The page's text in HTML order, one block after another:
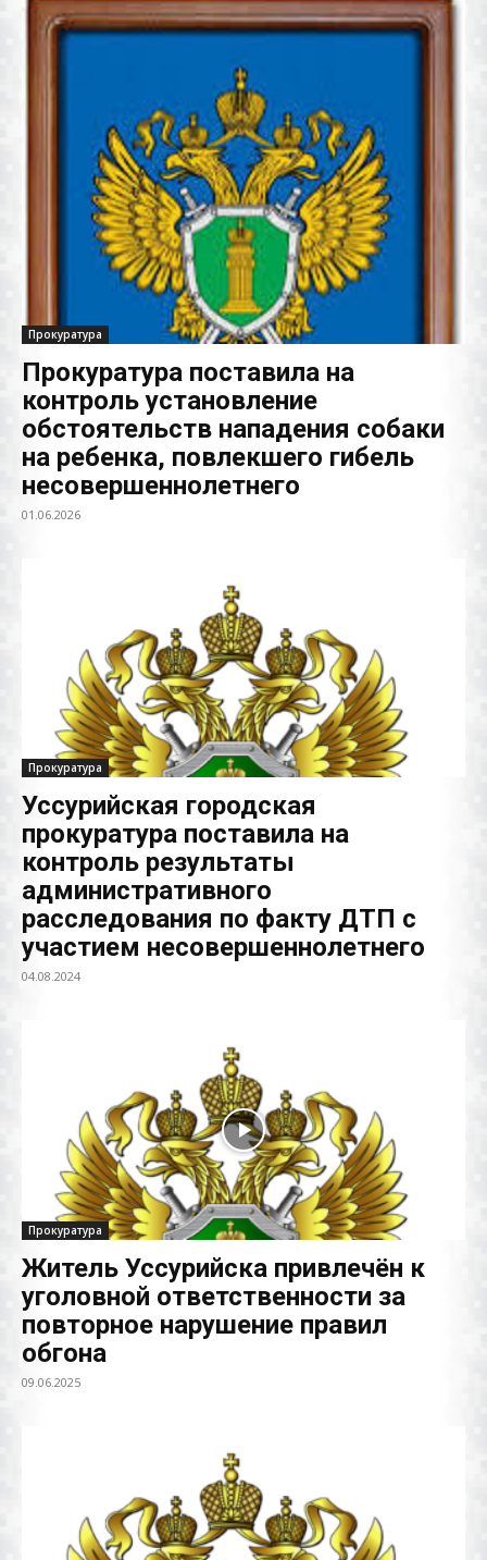
Прокуратура
Прокуратура поставила на
контроль установление
обстоятельств нападения собаки
на ребенка, повлекшего гибель
несовершеннолетнего
01.06.2026
Прокуратура
Уссурийская городская
прокуратура поставила на
контроль результаты
административного
расследования по факту ДТП с
участием несовершеннолетнего
04.08.2024
Прокуратура
Житель Уссурийска привлечён к
уголовной ответственности за
повторное нарушение правил
обгона
09.06.2025